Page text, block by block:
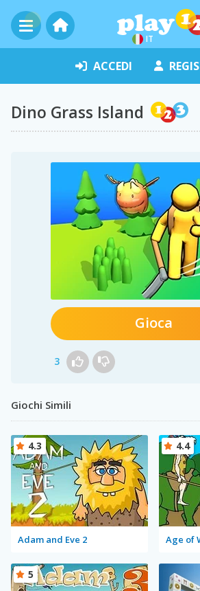
IT
ACCEDI
Dino Grass Island
Gioca
3
Giochi Simili
Adam and Eve 2
4.3
Age of
4.4
5